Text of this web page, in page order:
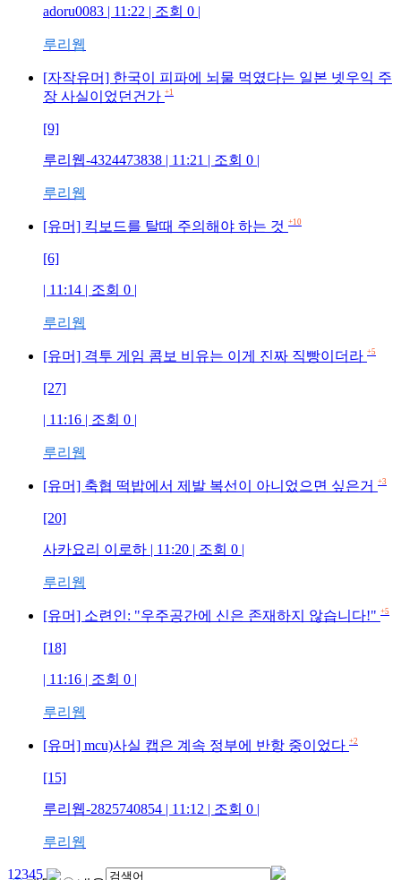
adoru0083 | 11:22 | 조회 0 |
루리웹
[자작유머] 한국이 피파에 뇌물 먹였다는 일본 넷우익 주
장 사실이었던건가 +1
[9]
루리웹-4324473838 | 11:21 | 조회 0 |
루리웹
[유머] 킥보드를 탈때 주의해야 하는 것 +10
[6]
| 11:14 | 조회 0 |
루리웹
[유머] 격투 게임 콤보 비유는 이게 진짜 직빵이더라 +5
[27]
| 11:16 | 조회 0 |
루리웹
[유머] 축협 떡밥에서 제발 복선이 아니었으면 싶은거 +3
[20]
사카요리 이로하 | 11:20 | 조회 0 |
루리웹
[유머] 소련인: "우주공간에 신은 존재하지 않습니다!" +5
[18]
| 11:16 | 조회 0 |
루리웹
[유머] mcu)사실 캡은 계속 정부에 반항 중이었다 +2
[15]
루리웹-2825740854 | 11:12 | 조회 0 |
루리웹
12345